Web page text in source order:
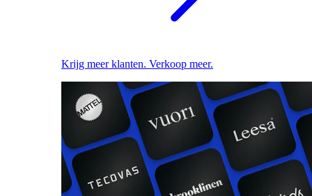
Krijg meer klanten. Verkoop meer.